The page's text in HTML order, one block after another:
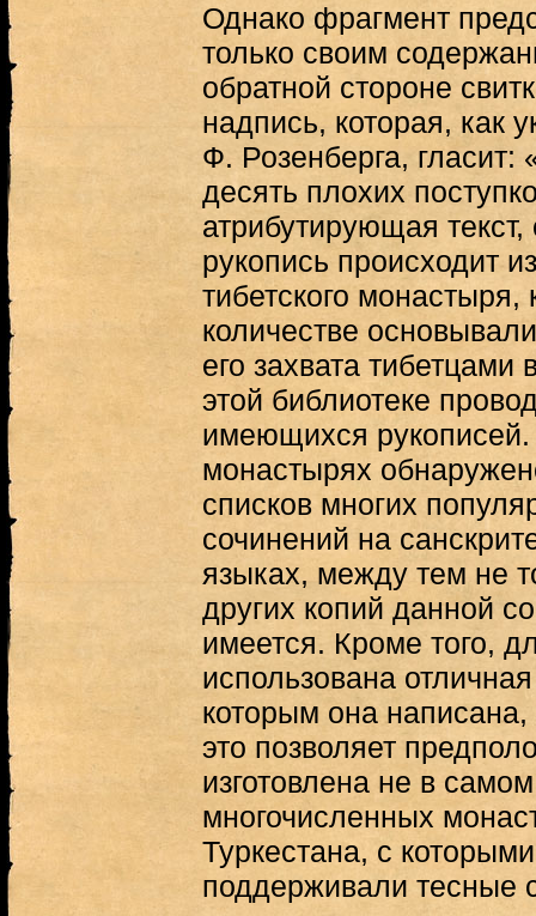
Однако фрагмент
только своим
обратной стороне
надпись, которая, как
Ф. Розенберга,
десять плохих
атрибутирующая текст,
рукопись происходит
тибетского
количестве
его захвата
этой библиотеке
имеющихся рукописей.
монастырях
списков многих
сочинений на
языках, между тем не
других копий данной
имеется. Кроме того,
использована
которым она
это позволяет
изготовлена не в
многочисленных
Туркестана, с
поддерживали тесные